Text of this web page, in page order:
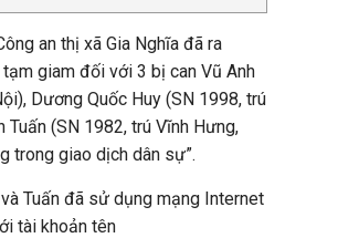
an thị xã Gia Nghĩa đã ra
giam đối với 3 bị can Vũ Anh
Dương Quốc Huy (SN 1998, trú
(SN 1982, trú Vĩnh Hưng,
trong giao dịch dân sự”.
Tuấn đã sử dụng mạng Internet
tài khoản tên